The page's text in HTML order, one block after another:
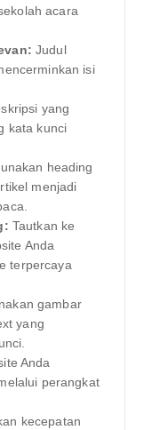
acara
Judul
isi
yang
kata kunci
heading
menjadi
Tautkan ke
Anda
terpercaya
gambar
yang
Anda
perangkat
kecepatan